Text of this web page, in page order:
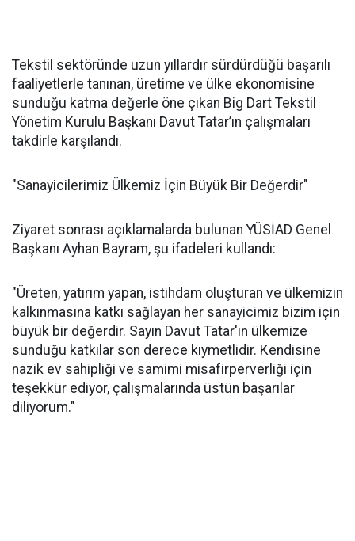
Tekstil sektöründe uzun yıllardır sürdürdüğü başarılı
faaliyetlerle tanınan, üretime ve ülke ekonomisine
sunduğu katma değerle öne çıkan Big Dart Tekstil
Yönetim Kurulu Başkanı Davut Tatar’ın çalışmaları
takdirle karşılandı.
"Sanayicilerimiz Ülkemiz İçin Büyük Bir Değerdir"
Ziyaret sonrası açıklamalarda bulunan YÜSİAD Genel
Başkanı Ayhan Bayram, şu ifadeleri kullandı:
"Üreten, yatırım yapan, istihdam oluşturan ve ülkemizin
kalkınmasına katkı sağlayan her sanayicimiz bizim için
büyük bir değerdir. Sayın Davut Tatar'ın ülkemize
sunduğu katkılar son derece kıymetlidir. Kendisine
nazik ev sahipliği ve samimi misafirperverliği için
teşekkür ediyor, çalışmalarında üstün başarılar
diliyorum."